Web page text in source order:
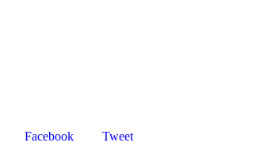
Facebook Tweet